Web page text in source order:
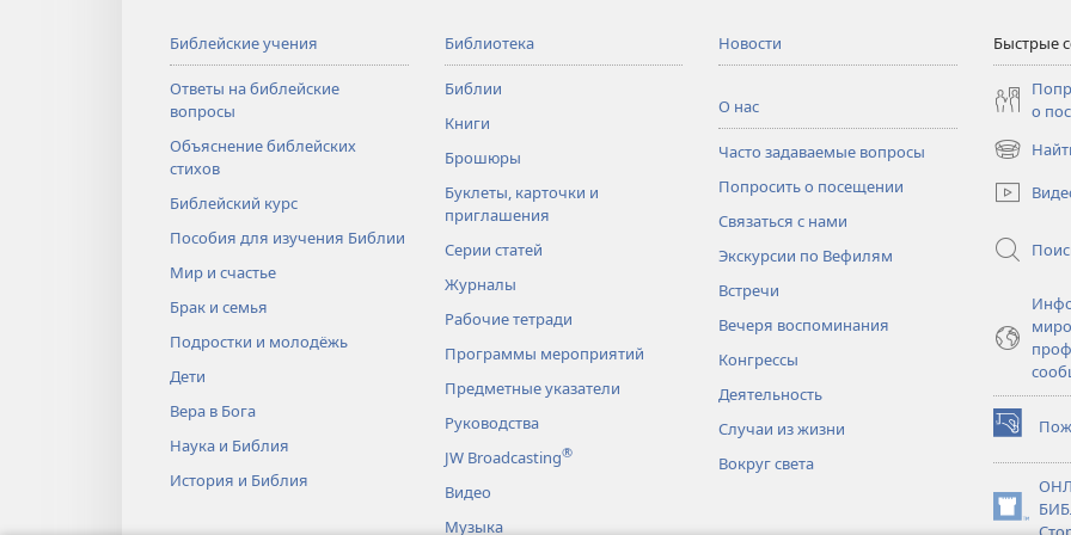
Библейские учения
Ответы на библейские
вопросы
Объяснение библейских
стихов
Библейский курс
Пособия для изучения Библии
Мир и счастье
Брак и семья
Подростки и молодёжь
Дети
Вера в Бога
Наука и Библия
История и Библия
Библиотека
Библии
Книги
Брошюры
Буклеты, карточки и
приглашения
Серии статей
Журналы
Рабочие тетради
Программы мероприятий
Предметные указатели
Руководства
JW Broadcasting®
Видео
Музыка
Новости
О нас
Часто задаваемые вопросы
Попросить о посещении
Связаться с нами
Экскурсии по Вефилям
Встречи
Вечеря воспоминания
Конгрессы
Деятельность
Случаи из жизни
Вокруг света
Быстрые
о
в
новом
в
новом
окне)